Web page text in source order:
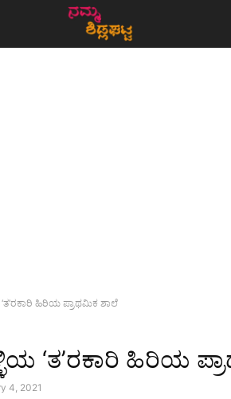
ಹಿರಿಯ ಪ್ರಾಥಮಿಕ ಶಾಲೆ
‘ತ’ರಕಾರಿ ಹಿರಿಯ
4, 2021